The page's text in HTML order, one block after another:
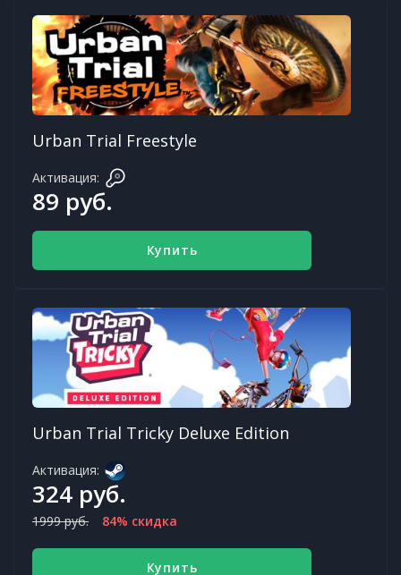
Urban Trial Freestyle
Активация:
89 руб.
Купить
Urban Trial Tricky Deluxe Edition
Активация:
324 руб.
1999 руб. 84% скидка
Купить